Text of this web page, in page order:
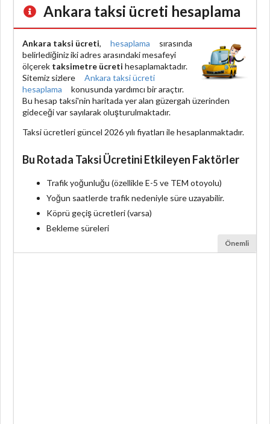
Ankara taksi ücreti hesaplama
Ankara taksi ücreti, hesaplama
sırasında
belirlediğiniz iki adres arasındaki mesafeyi
ölçerek taksimetre ücreti hesaplamaktadır.
Sitemiz sizlere
Ankara taksi ücreti
hesaplama
konusunda yardımcı bir araçtır.
Bu hesap taksi'nin haritada yer alan güzergah üzerinden
gideceği var sayılarak oluşturulmaktadır.
Taksi ücretleri güncel 2026 yılı fiyatları ile hesaplanmaktadır.
Bu Rotada Taksi Ücretini Etkileyen Faktörler
Trafik yoğunluğu (özellikle E-5 ve TEM otoyolu)
Yoğun saatlerde trafik nedeniyle süre uzayabilir.
Köprü geçiş ücretleri (varsa)
Bekleme süreleri
Önemli